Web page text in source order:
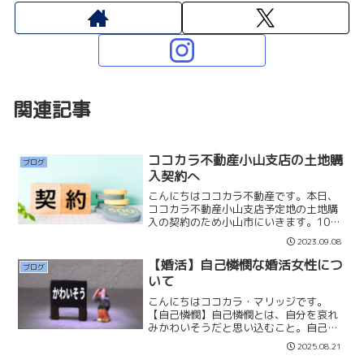
関連記事
ブログ
ココカラ不動産小山支店の土地購
入契約へ
こんにちはココカラ不動産です。本日、
ココカラ不動産小山支店予定地の土地購
入の契約のため小山市にいきます。10月
末前後には決済が出来て、その後建物を
作り、宅建免許の変更をして、来年4月5
月にはオープンできるように準備したい
と思います。栃木県は...
2023.09.08
ブログ
【婚活】自己憐憫な婚活女性につ
いて
こんにちはココカラ・マリッジです。
【自己憐憫】自己憐憫とは、自分を哀れ
みかわいそうだと思い込むこと。自己憐
憫に陥る人は被害者意識が強く、他人の
同情を期待する傾向があるため、周囲に
2025.08.21